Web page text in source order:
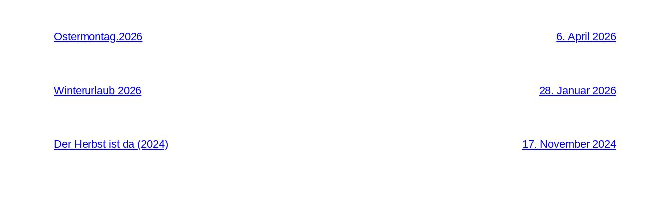
Ostermontag.2026 6. April 2026
Winterurlaub 2026 28. Januar 2026
Der Herbst ist da (2024) 17. November 2024